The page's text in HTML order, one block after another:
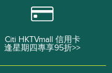
Citi HKTVmall 信用卡
逢星期四專享95折>>